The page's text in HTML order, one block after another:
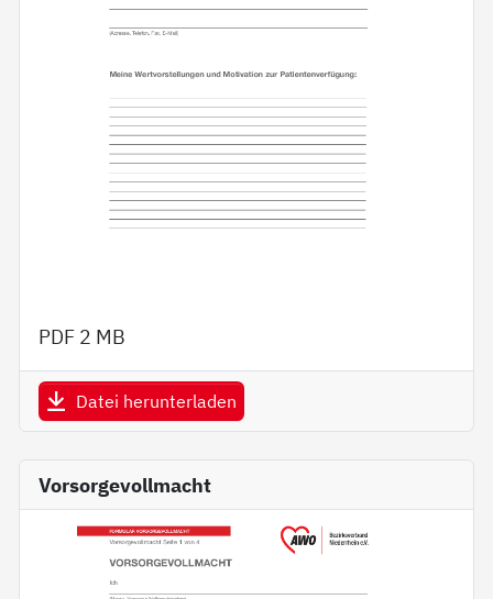
PDF 2 MB
Datei herunterladen
Vorsorgevollmacht